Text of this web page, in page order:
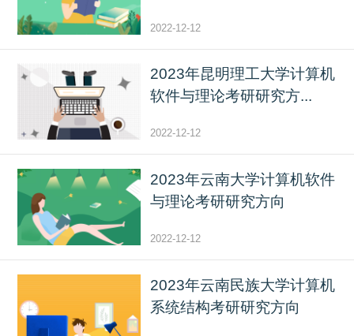
2022-12-12
2023年昆明理工大学计算机
软件与理论考研研究方...
2022-12-12
2023年云南大学计算机软件
与理论考研研究方向
2022-12-12
2023年云南民族大学计算机
系统结构考研研究方向